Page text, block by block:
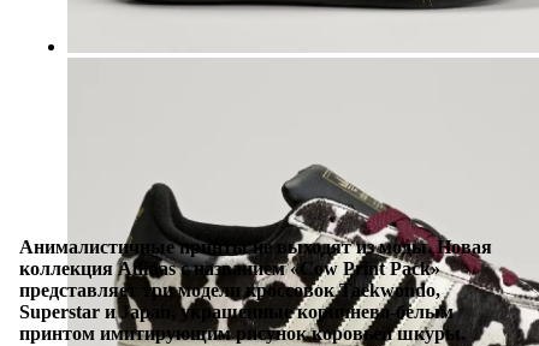
Анималистичные принты не выходят из моды. Новая
коллекция Adidas с названием «Cow Print Pack»
представляет три модели кроссовок Taekwondo,
Superstar и Japan, украшенные коричнево-белым
принтом имитирующим рисунок коровьей шкуры.